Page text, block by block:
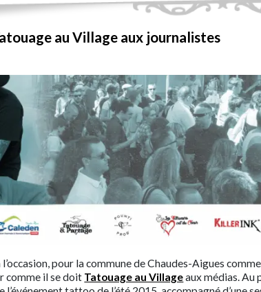
au Village aux journalistes
l’occasion, pour la commune de Chaudes-Aigues
comme il se doit Tatouage au Villageaux médias. Au